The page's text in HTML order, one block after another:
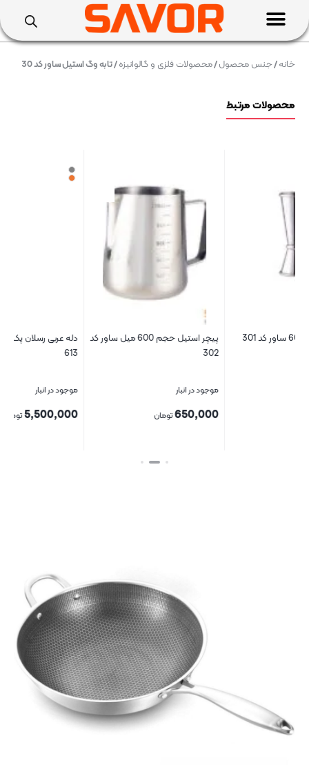
خانه/جنس محصول/محصولات فلزی و گالوانیزه/ تابه وگ استیل ساور کد 30
محصولات مرتبط
پیچر استیل حجم 600 میل ساور کد
دله عربی رسلان پک سه عددی کد
تومان
بستن